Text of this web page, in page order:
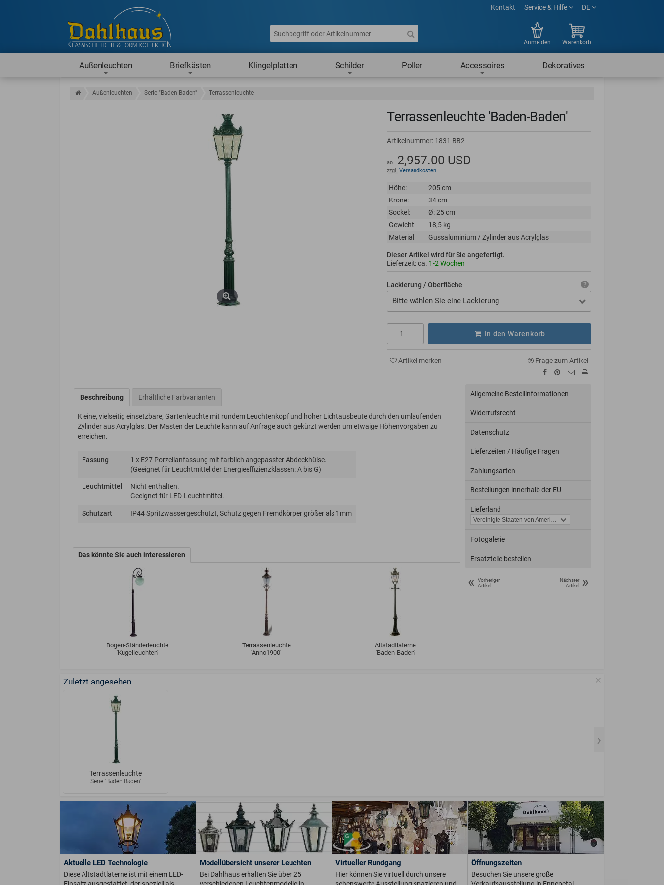
Kontakt Service & Hilfe DE
Anmelden Warenkorb
Außenleuchten Briefkästen Klingelplatten Schilder Poller Accessoires Dekoratives
Außenleuchten Serie "Baden Baden" Terrassenleuchte
Terrassenleuchte 'Baden-Baden'
Artikelnummer: 1831 BB2
ab 2,957.00 USD
zzgl. Versandkosten
Höhe:
205 cm
Krone:
34 cm
Sockel:
Ø: 25 cm
Gewicht:
18,5 kg
Material:
Gussaluminium / Zylinder aus Acrylglas
Dieser Artikel wird für Sie angefertigt.
Lieferzeit: ca. 1-2 Wochen
Lackierung / Oberfläche
Bitte wählen Sie eine Lackierung
In den Warenkorb
Artikel merken Frage zum Artikel
Beschreibung Erhältliche Farbvarianten
Kleine, vielseitig einsetzbare, Gartenleuchte mit rundem Leuchtenkopf und hoher Lichtausbeute durch den umlaufenden
Zylinder aus Acrylglas. Der Masten der Leuchte kann auf Anfrage auch gekürzt werden um etwaige Höhenvorgaben zu
erreichen.
Fassung
1 x E27 Porzellanfassung mit farblich angepasster Abdeckhülse.
(Geeignet für Leuchtmittel der Energie­effizienz­klassen: A bis G)
Leuchtmittel
Nicht enthalten.
Geeignet für LED-Leuchtmittel.
Schutzart IP44 Spritzwassergeschützt, Schutz gegen Fremdkörper größer als 1mm
Das könnte Sie auch interessieren
Bogen-Ständerleuchte
'Kugelleuchten'
Terrassenleuchte
'Anno1900'
Altstadtlaterne
'Baden-Baden'
Allgemeine Bestellinformationen
Widerrufsrecht
Datenschutz
Lieferzeiten / Häufige Fragen
Zahlungsarten
Bestellungen innerhalb der EU
Lieferland
Fotogalerie
Ersatzteile bestellen
«
Vorheriger
Artikel
Nächster
Artikel
»
Zuletzt angesehen
Terrassenleuchte
Serie "Baden Baden"
Aktuelle LED Technologie
Diese Altstadtlaterne ist mit einem LED-
Modellübersicht unserer Leuchten
Bei Dahlhaus erhalten Sie über 25
Virtueller Rundgang
Hier können Sie virtuell durch unsere
Öffnungszeiten
Besuchen Sie unsere große